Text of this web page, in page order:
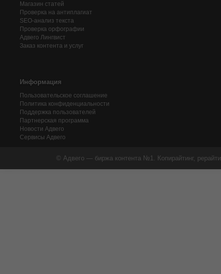
Магазин статей
Проверка на антиплагиат
SEO-анализ текста
Проверка орфографии
Адвего Лингвист
Заказ контента и услуг
Информация
Пользовательское соглашение
Политика конфиденциальности
Поддержка пользователей
Партнерская программа
Новости Адвего
Сервисы Адвего
© Адвего — биржа контента №1. Копирайтинг,